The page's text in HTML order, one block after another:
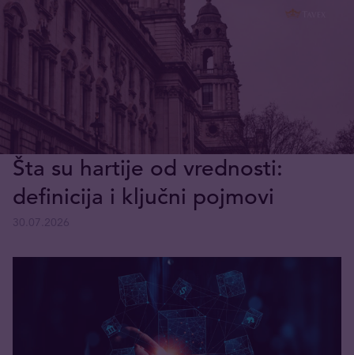
Šta su hartije od vrednosti:
definicija i ključni pojmovi